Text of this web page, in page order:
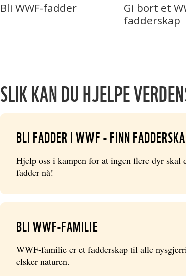
Bli WWF-fadder
Gi bort et
fadderskap
SLIK KAN DU HJELPE
BLI FADDER I WWF - FINN
Hjelp oss i kampen for at ingen flere dyr
fadder nå!
BLI WWF-FAMILIE
WWF-familie er et fadderskap til alle
elsker naturen.